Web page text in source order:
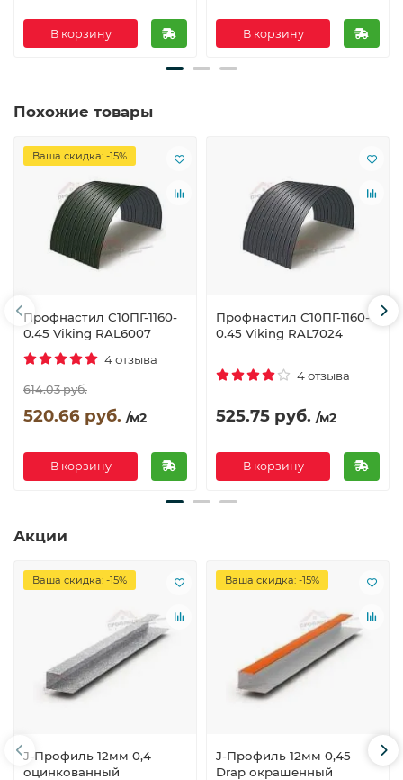
В корзину В корзину
Похожие товары
Ваша скидка: -15%
Профнастил С10ПГ-1160-
0.45 Viking RAL6007
4 отзыва
614.03 руб.
520.66 руб. /м2
В корзину
Профнастил С10ПГ-1160-
0.45 Viking RAL7024
4 отзыва
525.75 руб. /м2
В корзину
Акции
Ваша скидка: -15%
J-Профиль 12мм 0,4
оцинкованный
Ваша скидка: -15%
J-Профиль 12мм 0,45
Drap окрашенный